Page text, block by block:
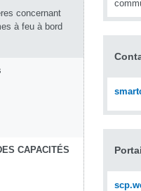
concernant
à feu à bord
CAPACITÉS